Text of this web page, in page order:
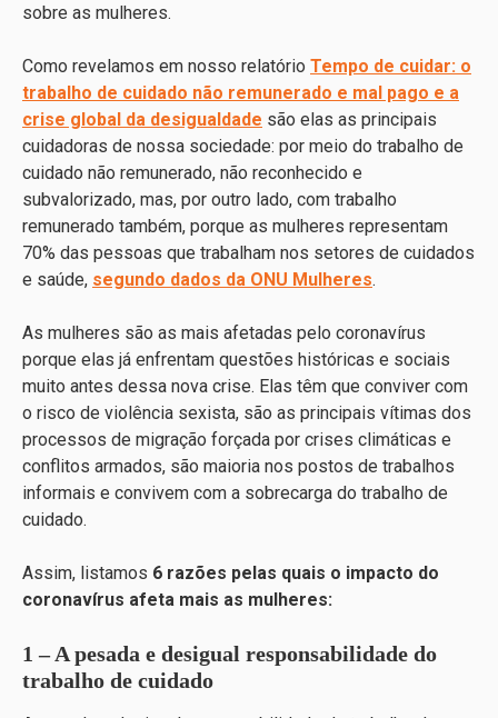
sobre as mulheres.
Como revelamos em nosso relatório Tempo de cuidar: o
trabalho de cuidado não remunerado e mal pago e a
crise global da desigualdade são elas as principais
cuidadoras de nossa sociedade: por meio do trabalho de
cuidado não remunerado, não reconhecido e
subvalorizado, mas, por outro lado, com trabalho
remunerado também, porque as mulheres representam
70% das pessoas que trabalham nos setores de cuidados
e saúde, segundo dados da ONU Mulheres.
As mulheres são as mais afetadas pelo coronavírus
porque elas já enfrentam questões históricas e sociais
muito antes dessa nova crise. Elas têm que conviver com
o risco de violência sexista, são as principais vítimas dos
processos de migração forçada por crises climáticas e
conflitos armados, são maioria nos postos de trabalhos
informais e convivem com a sobrecarga do trabalho de
cuidado.
Assim, listamos 6 razões pelas quais o impacto do
coronavírus afeta mais as mulheres:
1 – A pesada e desigual responsabilidade do
trabalho de cuidado